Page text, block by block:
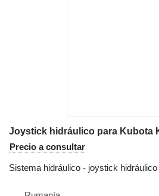
Precio a consultar
Sistema hidráulico - joystick hidráulico